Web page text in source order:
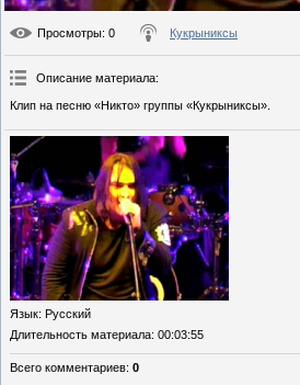
Просмотры: 0 Кукрыниксы
Описание материала:
Клип на песню «Никто» группы «Кукрыниксы».
Язык: Русский
Длительность материала: 00:03:55
Всего комментариев: 0